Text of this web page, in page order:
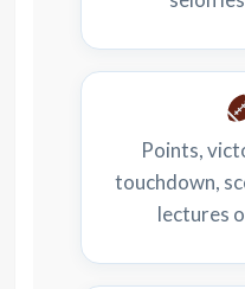
Points,
touchdown,
lectures